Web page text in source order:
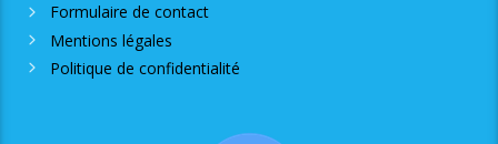
Formulaire de contact
Mentions légales
Politique de confidentialité